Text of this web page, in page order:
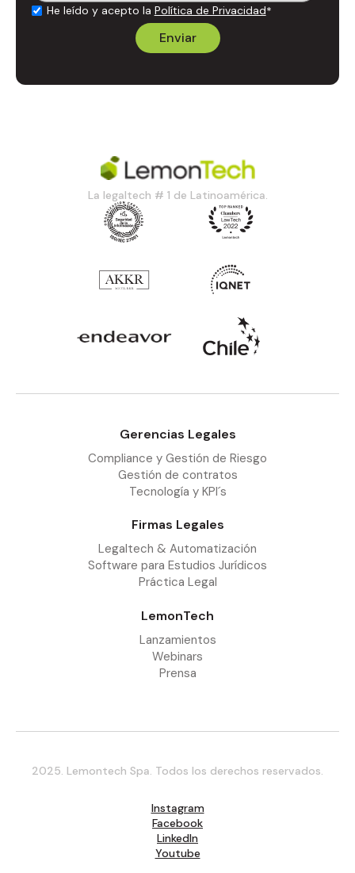
He leído y acepto la Política de Privacidad*
La legaltech # 1 de Latinoamérica.
Gerencias Legales
Compliance y Gestión de Riesgo
Gestión de contratos
Tecnología y KPI´s
Firmas Legales
Legaltech & Automatización
Software para Estudios Jurídicos
Práctica Legal
LemonTech
Lanzamientos
Webinars
Prensa
2025. Lemontech Spa. Todos los derechos reservados.
Instagram
Facebook
LinkedIn
Youtube